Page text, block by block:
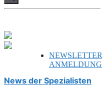
NEWSLETTER
ANMELDUNG
News der Spezialisten